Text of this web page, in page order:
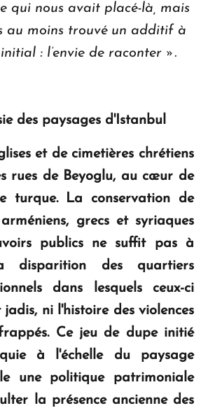
qui nous avait placé-là, mais
au moins trouvé un additif à
: l’envie de raconter ».
des paysages d'Istanbul
et de cimetières chrétiens
rues de Beyoglu, au cœur de
turque. La conservation de
grecs et syriaques
publics ne suffit pas à
disparition des quartiers
dans lesquels ceux-ci
jadis, ni l'histoire des violences
Ce jeu de dupe initié
à l'échelle du paysage
une politique patrimoniale
la présence ancienne des